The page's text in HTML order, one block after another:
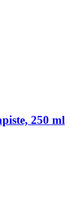
250 ml